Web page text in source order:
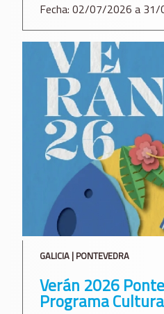
Fecha: 02/07/2026 a
GALICIA | PONTEVEDRA
Verán 2026
Programa